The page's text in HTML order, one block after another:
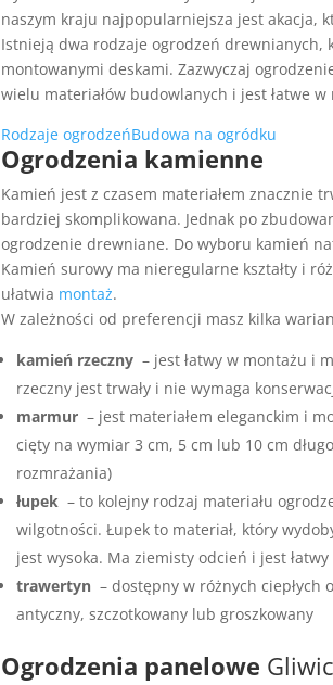
naszym kraju najpopularniejsza jest akacja,
Istnieją dwa rodzaje ogrodzeń drewnianych,
montowanymi deskami. Zazwyczaj
wielu materiałów budowlanych i jest łatwe w
Rodzaje ogrodzeńBudowa na ogródku
Ogrodzenia kamienne
Kamień jest z czasem materiałem znacznie
bardziej skomplikowana. Jednak po
ogrodzenie drewniane. Do wyboru kamień
Kamień surowy ma nieregularne kształty i
ułatwia montaż.
W zależności od preferencji masz kilka
kamień rzeczny – jest łatwy w montażu i
rzeczny jest trwały i nie wymaga
marmur – jest materiałem eleganckim i
cięty na wymiar 3 cm, 5 cm lub 10 cm
rozmrażania)
łupek – to kolejny rodzaj materiału
wilgotności. Łupek to materiał, który
jest wysoka. Ma ziemisty odcień i jest
trawertyn – dostępny w różnych ciepłych
antyczny, szczotkowany lub groszkowany
Ogrodzenia panelowe